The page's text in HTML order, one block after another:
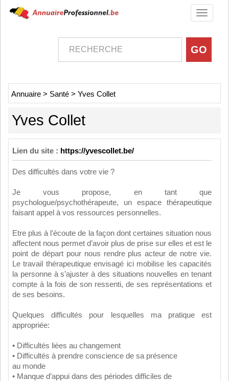
Toggle
Annuaire > Santé > Yves Collet
Yves Collet
Lien du site : https://yvescollet.be/
Des difficultés dans votre vie ?
Je vous propose, en tant que
psychologue/psychothérapeute, un espace thérapeutique
faisant appel à vos ressources personnelles.
Etre plus à l'écoute de la façon dont certaines situation nous
affectent nous permet d’avoir plus de prise sur elles et est le
point de départ pour nous rendre plus acteur de notre vie.
Le travail thérapeutique envisagé ici mobilise les capacités
la personne à s’ajuster à des situations nouvelles en tenant
compte à la fois de son ressenti, de ses représentations et
de ses besoins.
Quelques difficultés pour lesquelles ma pratique est
appropriée:
• Difficultés liées au changement
• Difficultés à prendre conscience de sa présence
au monde
• Manque d’appui dans des périodes difficiles de